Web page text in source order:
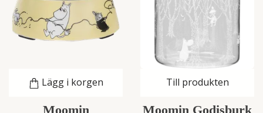
Lägg i korgen
Moomin
Till produkten
Moomin Godisburk